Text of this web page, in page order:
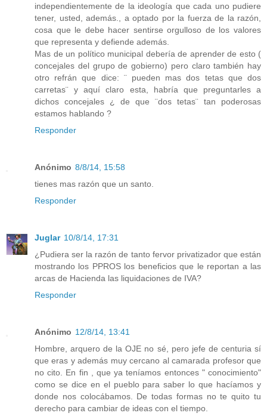
independientemente de la ideología que cada uno pudiere
tener, usted, además., a optado por la fuerza de la razón,
cosa que le debe hacer sentirse orgulloso de los valores
que representa y defiende además.
Mas de un político municipal debería de aprender de esto (
concejales del grupo de gobierno) pero claro también hay
otro refrán que dice: ¨ pueden mas dos tetas que dos
carretas¨ y aquí claro esta, habría que preguntarles a
dichos concejales ¿ de que ¨dos tetas¨ tan poderosas
estamos hablando ?
Responder
Anónimo 8/8/14, 15:58
tienes mas razón que un santo.
Responder
Juglar 10/8/14, 17:31
¿Pudiera ser la razón de tanto fervor privatizador que están
mostrando los PPROS los beneficios que le reportan a las
arcas de Hacienda las liquidaciones de IVA?
Responder
Anónimo 12/8/14, 13:41
Hombre, arquero de la OJE no sé, pero jefe de centuria sí
que eras y además muy cercano al camarada profesor que
no cito. En fin , que ya teníamos entonces " conocimiento"
como se dice en el pueblo para saber lo que hacíamos y
donde nos colocábamos. De todas formas no te quito tu
derecho para cambiar de ideas con el tiempo.